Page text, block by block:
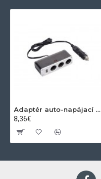
Adaptér auto-napájací 1xkon./3x zdierka- 12/24V, USB 1000mA
8,36€